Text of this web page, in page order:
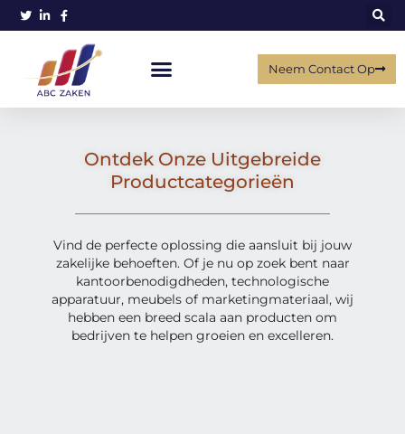
Neem Contact Op
Ontdek Onze Uitgebreide
Productcategorieën
Vind de perfecte oplossing die aansluit bij jouw
zakelijke behoeften. Of je nu op zoek bent naar
kantoorbenodigdheden, technologische
apparatuur, meubels of marketingmateriaal, wij
hebben een breed scala aan producten om
bedrijven te helpen groeien en excelleren.